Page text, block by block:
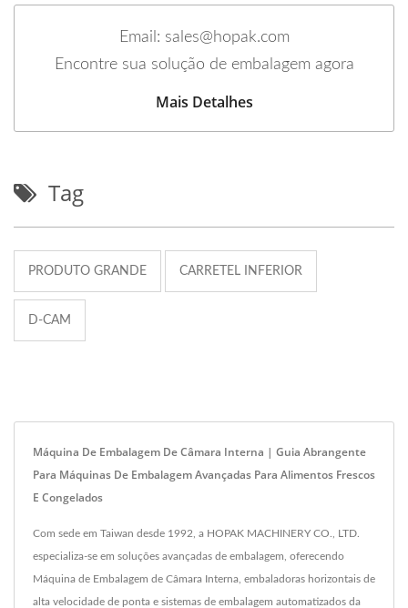
Email: sales@hopak.com
Encontre sua solução de embalagem agora
Mais Detalhes
Tag
PRODUTO GRANDE CARRETEL INFERIOR
D-CAM
Máquina De Embalagem De Câmara Interna | Guia Abrangente
Para Máquinas De Embalagem Avançadas Para Alimentos Frescos
E Congelados
Com sede em Taiwan desde 1992, a HOPAK MACHINERY CO., LTD.
especializa-se em soluções avançadas de embalagem, oferecendo
Máquina de Embalagem de Câmara Interna, embaladoras horizontais de
alta velocidade de ponta e sistemas de embalagem automatizados da